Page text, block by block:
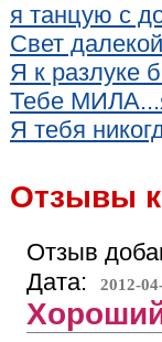
я танцую с
Свет
Я к разлуке
Тебе
Я тебя
Отзывы
Отзыв
Дата:
2012-